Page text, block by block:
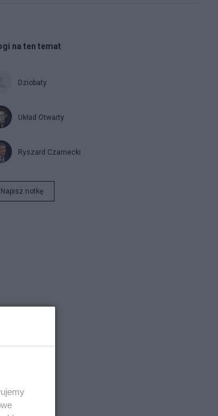
na ten temat
Dziobaty
Układ Otwarty
Ryszard Czarnecki
Napisz notkę